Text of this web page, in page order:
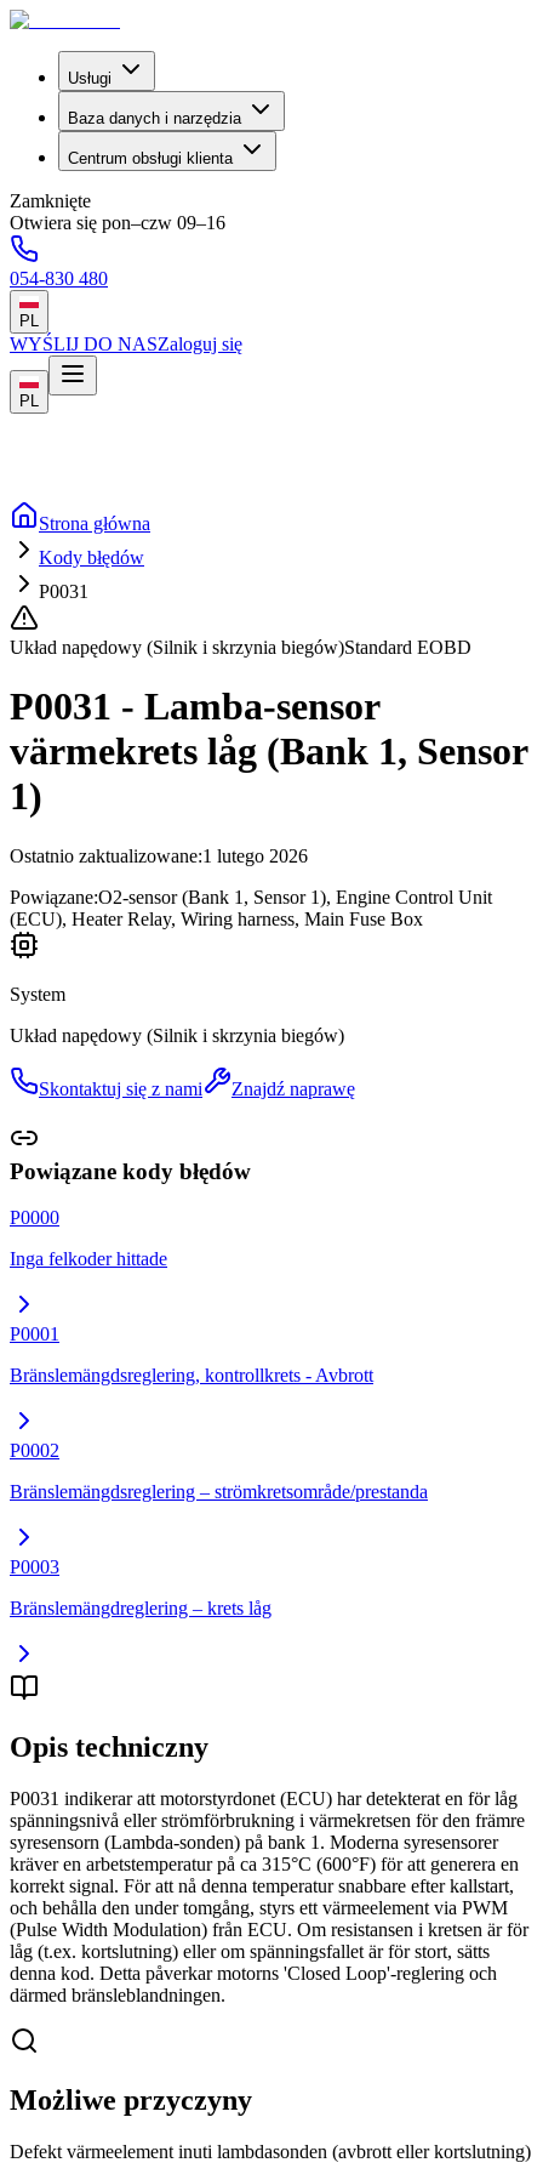
Usługi
Baza danych i narzędzia
Centrum obsługi klienta
Zamknięte
Otwiera się pon–czw 09–16
054-830 480
PL
WYŚLIJ DO NASZaloguj się
PL
Strona główna
Kody błędów
P0031
Układ napędowy (Silnik i skrzynia biegów)Standard EOBD
P0031 - Lamba-sensor
värmekrets låg (Bank 1, Sensor
1)
Ostatnio zaktualizowane:1 lutego 2026
Powiązane:O2-sensor (Bank 1, Sensor 1), Engine Control Unit
(ECU), Heater Relay, Wiring harness, Main Fuse Box
System
Układ napędowy (Silnik i skrzynia biegów)
Skontaktuj się z nami Znajdź naprawę
Powiązane kody błędów
P0000
Inga felkoder hittade
P0001
Bränslemängdsreglering, kontrollkrets - Avbrott
P0002
Bränslemängdsreglering – strömkretsområde/prestanda
P0003
Bränslemängdreglering – krets låg
Opis techniczny
P0031 indikerar att motorstyrdonet (ECU) har detekterat en för låg
spänningsnivå eller strömförbrukning i värmekretsen för den främre
syresensorn (Lambda-sonden) på bank 1. Moderna syresensorer
kräver en arbetstemperatur på ca 315°C (600°F) för att generera en
korrekt signal. För att nå denna temperatur snabbare efter kallstart,
och behålla den under tomgång, styrs ett värmeelement via PWM
(Pulse Width Modulation) från ECU. Om resistansen i kretsen är för
låg (t.ex. kortslutning) eller om spänningsfallet är för stort, sätts
denna kod. Detta påverkar motorns 'Closed Loop'-reglering och
därmed bränsleblandningen.
Możliwe przyczyny
Defekt värmeelement inuti lambdasonden (avbrott eller kortslutning)